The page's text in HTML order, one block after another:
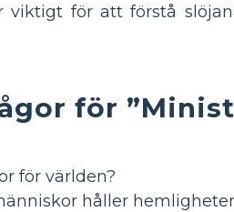
för att förstå
för
för världen?
håller